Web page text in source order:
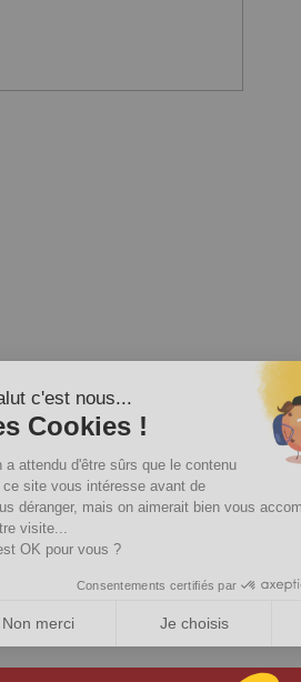
le contenu
avant de
bien vous accompagner pendant
certifiés par
Je choisis
OK pour moi